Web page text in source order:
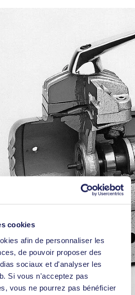
cookies
afin de personnaliser les
de pouvoir proposer des
sociaux et d'analyser les
Si vous n'acceptez pas
vous ne pourrez pas bénéficier